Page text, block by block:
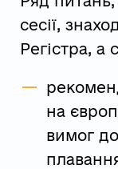
сесії,
Регістра, а
на
вимог